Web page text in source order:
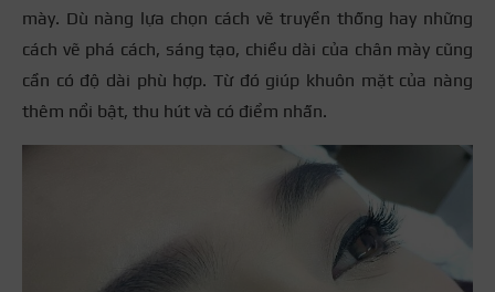
mày. Dù nàng lựa chọn cách vẽ truyền thống hay những
cách vẽ phá cách, sáng tạo, chiều dài của chân mày cũng
cần có độ dài phù hợp. Từ đó giúp khuôn mặt của nàng
thêm nổi bật, thu hút và có điểm nhấn.